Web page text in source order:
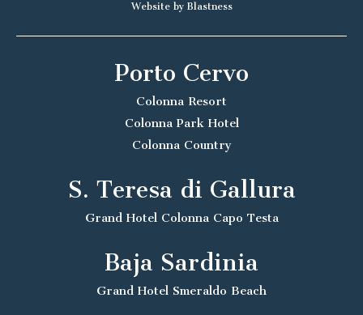
Website by Blastness
Porto Cervo
Colonna Resort
Colonna Park Hotel
Colonna Country
S. Teresa di Gallura
Grand Hotel Colonna Capo Testa
Baja Sardinia
Grand Hotel Smeraldo Beach